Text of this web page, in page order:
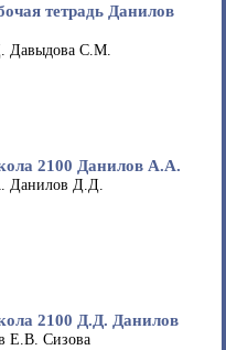
тетрадь Данилов
Давыдова С.М.
2100 Данилов А.А.
Данилов Д.Д.
2100 Д.Д. Данилов
Е.В. Сизова